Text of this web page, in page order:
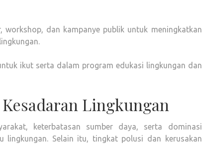
workshop, dan kampanye publik untuk meningkatkan
ikut serta dalam program edukasi lingkungan dan
Lingkungan
keterbatasan sumber daya, serta dominasi
lingkungan. Selain itu, tingkat polusi dan kerusakan